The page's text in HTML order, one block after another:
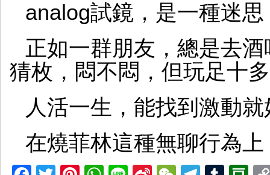
analog試鏡，是一種迷
正如一群朋友，總是去
猜枚，悶不悶，但玩足十
人活一生，能找到激動就
在燒菲林這種無聊行為